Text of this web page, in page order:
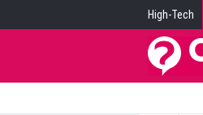
High-Tech